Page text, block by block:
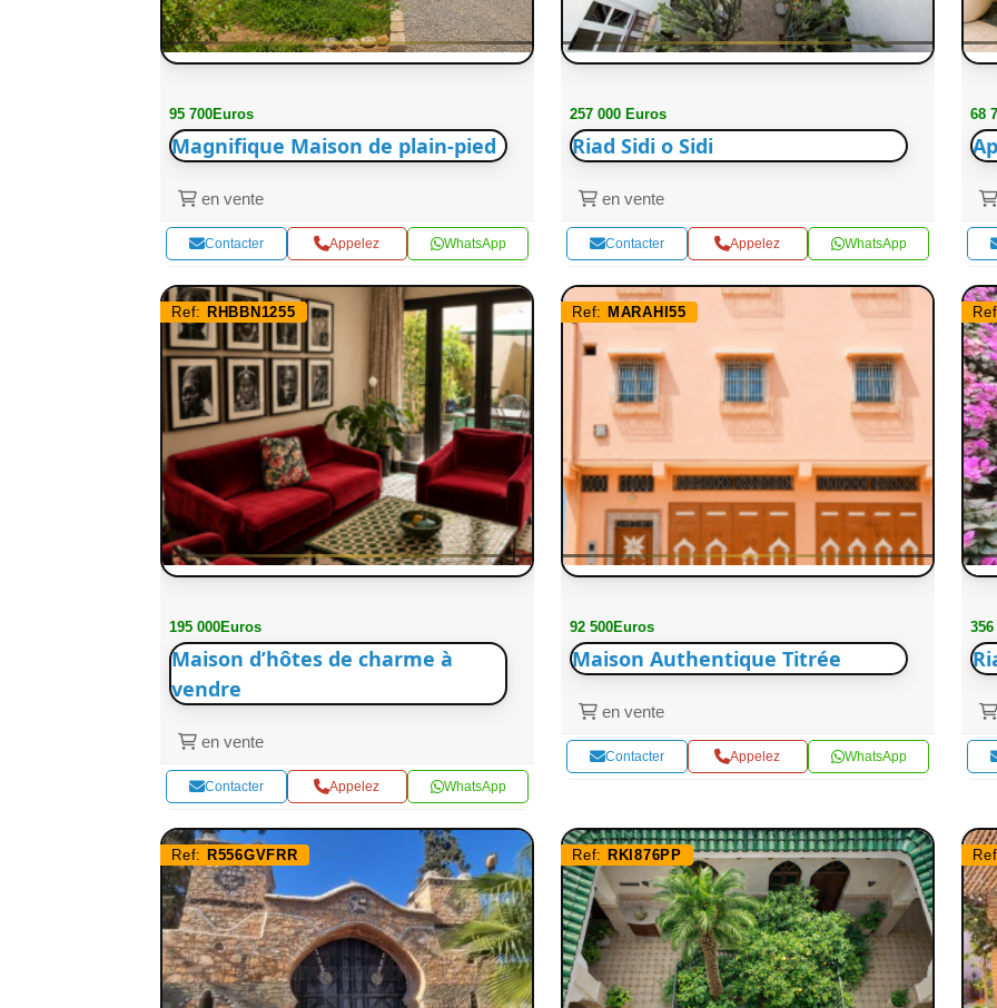
95 700Euros
Magnifique Maison de plain-pied
en vente
Contacter Appelez WhatsApp
257 000 Euros
Riad Sidi o Sidi
en vente
Contacter Appelez WhatsApp
68
Ref: RHBBN1255
195 000Euros
Maison d’hôtes de charme à
vendre
en vente
Contacter Appelez WhatsApp
Ref: MARAHI55
92 500Euros
Maison Authentique Titrée
en vente
Contacter Appelez WhatsApp
356
Ref: R556GVFRR Ref: RKI876PP